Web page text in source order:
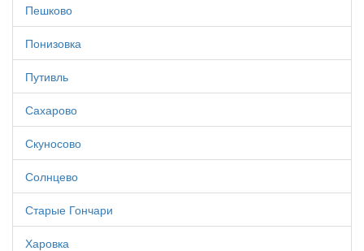
Пешково
Понизовка
Путивль
Сахарово
Скуносово
Солнцево
Старые Гончари
Харовка